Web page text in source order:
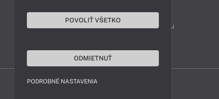
043 4224 771
Obchodné oddelenie
Reklamácia tovaru
POVOLIŤ VŠETKO
ODMIETNUŤ
PODROBNÉ NASTAVENIA